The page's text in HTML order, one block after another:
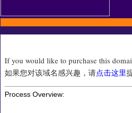
If you would like to purchase this
如果您对该域名感兴趣，请点击这里
Process Overview: